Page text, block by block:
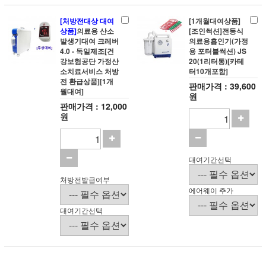
[처방전대상 대여
상품]의료용 산소
발생기대여 크레버
4.0 - 독일제조[건
강보험공단 가정산
소치료서비스 처방
전 환급상품][1개
월대여]
판매가격 : 12,000
원
처방전발급여부
대여기간선택
[1개월대여상품]
[조인썩션]전동식
의료용흡인기(가정
용 포터블썩션) JS
20(1리터통)[카테
터10개포함]
판매가격 : 39,600
원
대여기간선택
에어웨이 추가